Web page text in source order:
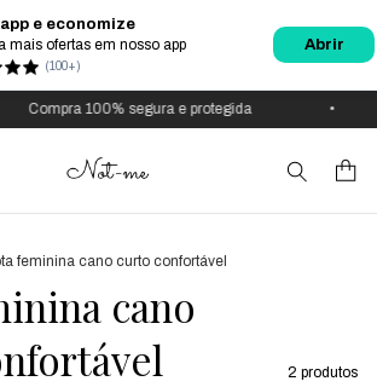
e economize
mais ofertas em nosso app
(100+)
Abrir
Compra 100% segura e protegida
feminina cano curto confortável
cano
2 produtos